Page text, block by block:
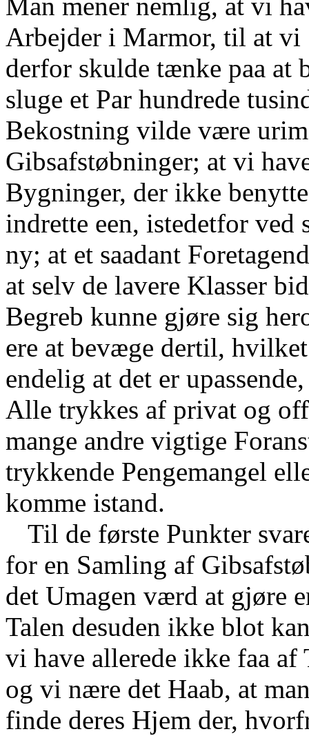
Arbejder i Marmor, til at vi
derfor skulde tænke paa at
sluge et Par hundrede
Bekostning vilde være
Gibsafstøbninger; at vi
Bygninger, der ikke
indrette een, istedetfor ved
ny; at et saadant
at selv de lavere Klasser
Begreb kunne gjøre sig
ere at bevæge dertil,
endelig at det er
Alle trykkes af privat og
mange andre vigtige
trykkende Pengemangel
komme istand.
Til de første Punkter
for en Samling af
det Umagen værd at gjøre
Talen desuden ikke blot
vi have allerede ikke faa
og vi nære det Haab, at
finde deres Hjem der,